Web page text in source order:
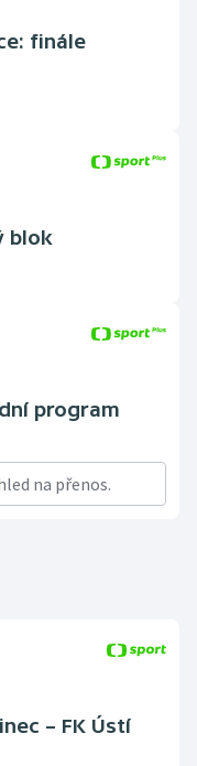
finále
blok
program
na přenos.
– FK Ústí